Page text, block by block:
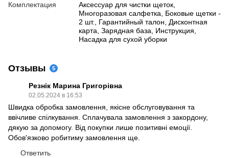
Комплектация
Аксессуар для чистки щеток,
Многоразовая салфетка, Боковые щетки -
2 шт., Гарантийный талон, Дисконтная
карта, Зарядная база, Инструкция,
Насадка для сухой уборки
Отзывы 5
Резнік Марина Григорівна
02.05.2024 в 16:53
Швидка обробка замовлення, якісне обслуговування та
ввічливе спілкування. Сплачувала замовлення з закордону,
дякую за допомогу. Від покупки лише позитивні емоції.
Обов'язково робитиму замовлення ще.
Ответить